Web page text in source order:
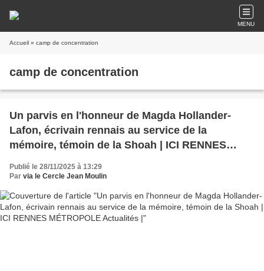
MENU
Accueil » camp de concentration
camp de concentration
Un parvis en l'honneur de Magda Hollander-
Lafon, écrivain rennais au service de la
mémoire, témoin de la Shoah | ICI RENNES
MÉTROPOLE Actualités |
Publié le 28/11/2025 à 13:29
Par via le Cercle Jean Moulin